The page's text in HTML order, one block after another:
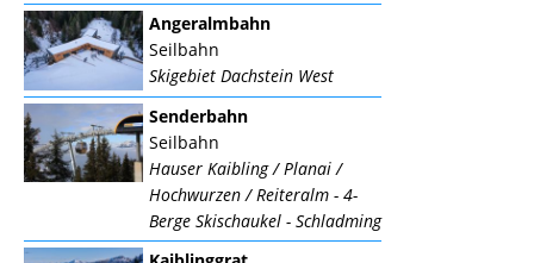
Angeralmbahn
Seilbahn
Skigebiet Dachstein West
Senderbahn
Seilbahn
Hauser Kaibling / Planai /
Hochwurzen / Reiteralm - 4-
Berge Skischaukel - Schladming